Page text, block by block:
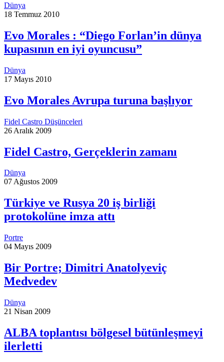
Dünya
18 Temmuz 2010
Evo Morales : “Diego Forlan’in dünya
kupasının en iyi oyuncusu”
Dünya
17 Mayıs 2010
Evo Morales Avrupa turuna başlıyor
Fidel Castro Düşünceleri
26 Aralık 2009
Fidel Castro, Gerçeklerin zamanı
Dünya
07 Ağustos 2009
Türkiye ve Rusya 20 iş birliği
protokolüne imza attı
Portre
04 Mayıs 2009
Bir Portre; Dimitri Anatolyeviç
Medvedev
Dünya
21 Nisan 2009
ALBA toplantısı bölgesel bütünleşmeyi
ilerletti